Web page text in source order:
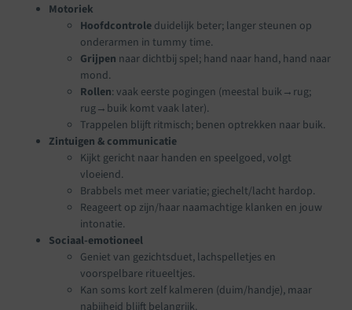
Motoriek
Hoofdcontrole duidelijk beter; langer steunen op
onderarmen in tummy time.
Grijpen naar dichtbij spel; hand naar hand, hand naar
mond.
Rollen: vaak eerste pogingen (meestal buik→rug;
rug→buik komt vaak later).
Trappelen blijft ritmisch; benen optrekken naar buik.
Zintuigen & communicatie
Kijkt gericht naar handen en speelgoed, volgt
vloeiend.
Brabbels met meer variatie; giechelt/lacht hardop.
Reageert op zijn/haar naamachtige klanken en jouw
intonatie.
Sociaal-emotioneel
Geniet van gezichtsduet, lachspelletjes en
voorspelbare ritueeltjes.
Kan soms kort zelf kalmeren (duim/handje), maar
nabijheid blijft belangrijk.